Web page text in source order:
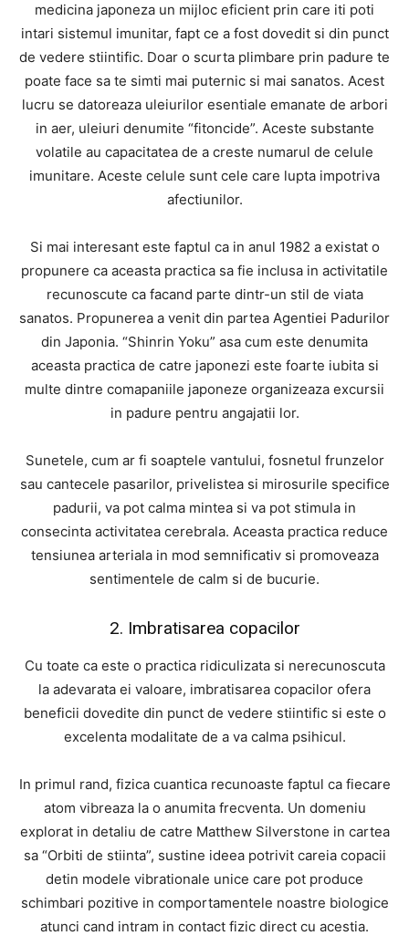
medicina japoneza un mijloc eficient prin care iti poti
intari sistemul imunitar, fapt ce a fost dovedit si din punct
de vedere stiintific. Doar o scurta plimbare prin padure te
poate face sa te simti mai puternic si mai sanatos. Acest
lucru se datoreaza uleiurilor esentiale emanate de arbori
in aer, uleiuri denumite “fitoncide”. Aceste substante
volatile au capacitatea de a creste numarul de celule
imunitare. Aceste celule sunt cele care lupta impotriva
afectiunilor.
Si mai interesant este faptul ca in anul 1982 a existat o
propunere ca aceasta practica sa fie inclusa in activitatile
recunoscute ca facand parte dintr-un stil de viata
sanatos. Propunerea a venit din partea Agentiei Padurilor
din Japonia. “Shinrin Yoku” asa cum este denumita
aceasta practica de catre japonezi este foarte iubita si
multe dintre comapaniile japoneze organizeaza excursii
in padure pentru angajatii lor.
Sunetele, cum ar fi soaptele vantului, fosnetul frunzelor
sau cantecele pasarilor, privelistea si mirosurile specifice
padurii, va pot calma mintea si va pot stimula in
consecinta activitatea cerebrala. Aceasta practica reduce
tensiunea arteriala in mod semnificativ si promoveaza
sentimentele de calm si de bucurie.
2. Imbratisarea copacilor
Cu toate ca este o practica ridiculizata si nerecunoscuta
la adevarata ei valoare, imbratisarea copacilor ofera
beneficii dovedite din punct de vedere stiintific si este o
excelenta modalitate de a va calma psihicul.
In primul rand, fizica cuantica recunoaste faptul ca fiecare
atom vibreaza la o anumita frecventa. Un domeniu
explorat in detaliu de catre Matthew Silverstone in cartea
sa “Orbiti de stiinta”, sustine ideea potrivit careia copacii
detin modele vibrationale unice care pot produce
schimbari pozitive in comportamentele noastre biologice
atunci cand intram in contact fizic direct cu acestia.